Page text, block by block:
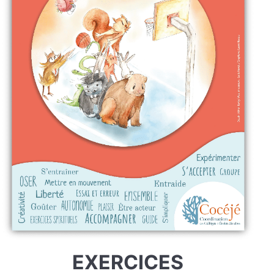
EXERCICES